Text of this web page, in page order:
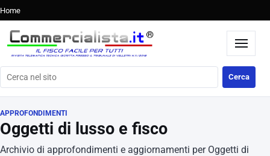
Home
Cerca nel sito Cerca
APPROFONDIMENTI
Oggetti di lusso e fisco
Archivio di approfondimenti e aggiornamenti per Oggetti di